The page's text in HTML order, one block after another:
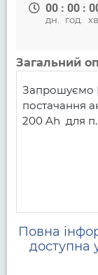
00 : 00 :
дн. год. хв.
Загальний
Запрошуємо
постачання
200 Ah  для
Повна
доступна